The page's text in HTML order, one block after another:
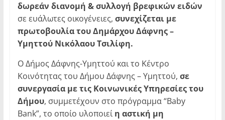
δωρεάν διανομή & συλλογή βρεφικών ειδών
σε ευάλωτες οικογένειες, συνεχίζεται με
πρωτοβουλία του Δημάρχου Δάφνης –
Υμηττού Νικόλαου Τσιλίφη.
Ο Δήμος Δάφνης-Υμηττού και το Κέντρο
Κοινότητας του Δήμου Δάφνης – Υμηττού, σε
συνεργασία με τις Κοινωνικές Υπηρεσίες του
Δήμου, συμμετέχουν στο πρόγραμμα “Baby
Bank”, το οποίο υλοποιεί η αστική μη